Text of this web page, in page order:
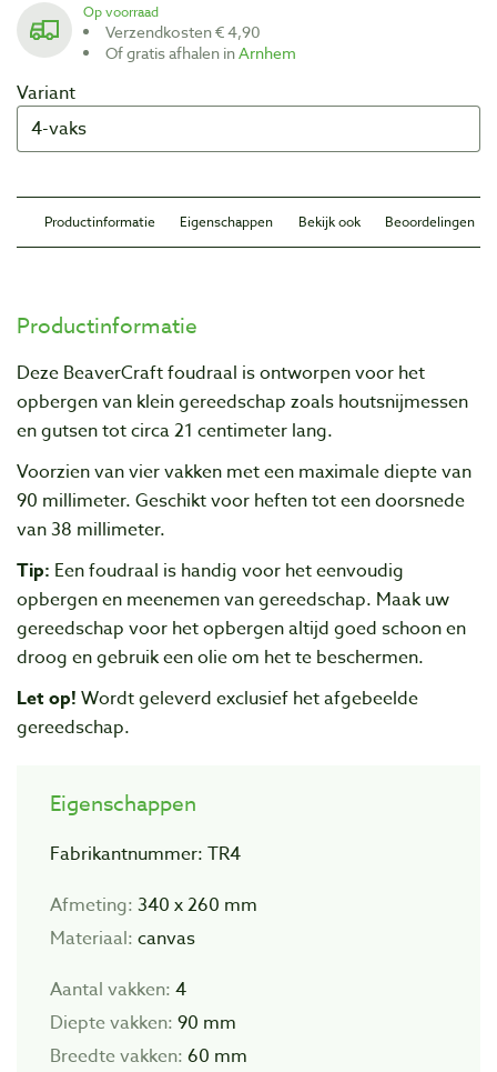
Op voorraad
Verzendkosten € 4,90
Of gratis afhalen inArnhem
Variant
Productinformatie Eigenschappen Bekijk ook Beoordelingen
Productinformatie
Deze BeaverCraft foudraal is ontworpen voor het
opbergen van klein gereedschap zoals houtsnijmessen
en gutsen tot circa 21 centimeter lang.
Voorzien van vier vakken met een maximale diepte van
90 millimeter. Geschikt voor heften tot een doorsnede
van 38 millimeter.
Tip: Een foudraal is handig voor het eenvoudig
opbergen en meenemen van gereedschap. Maak uw
gereedschap voor het opbergen altijd goed schoon en
droog en gebruik een olie om het te beschermen.
Let op! Wordt geleverd exclusief het afgebeelde
gereedschap.
Eigenschappen
Fabrikantnummer: TR4
Afmeting: 340 x 260 mm
Materiaal: canvas
Aantal vakken: 4
Diepte vakken: 90 mm
Breedte vakken: 60 mm